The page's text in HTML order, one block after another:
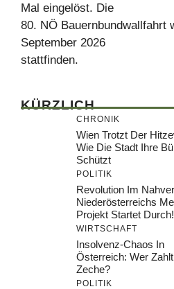
Mal eingelöst. Die
80. NÖ Bauernbundwallfahrt
September 2026
stattfinden.
KÜRZLICH
CHRONIK
Wien Trotzt Der
Wie Die Stadt Ihre
Schützt
POLITIK
Revolution Im
Niederösterreichs
Projekt Startet Durch!
WIRTSCHAFT
Insolvenz-Chaos In
Österreich: Wer
Zeche?
POLITIK